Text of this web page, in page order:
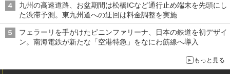
九州の高速道路、お盆期間は松橋ICなど通行止め端末を先頭にし
た渋滞予測。東九州道への迂回は料金調整を実施
フェラーリを手がけたピニンファリーナ、日本の鉄道を初デザイ
ン。南海電鉄が新たな「空港特急」をなにわ筋線へ導入
もっと見る